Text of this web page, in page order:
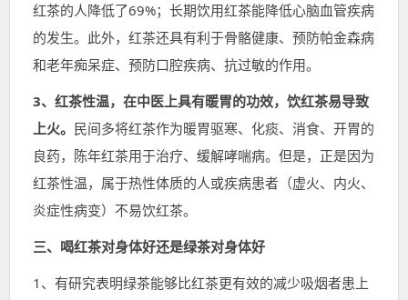
红茶的人降低了69%；长期饮用红茶能降低心脑血管疾病
的发生。此外，红茶还具有利于骨骼健康、预防帕金森病
和老年痴呆症、预防口腔疾病、抗过敏的作用。
3、红茶性温，在中医上具有暖胃的功效，饮红茶易导致
上火。 民间多将红茶作为暖胃驱寒、化痰、消食、开胃的
良药，陈年红茶用于治疗、缓解哮喘病。但是，正是因为
红茶性温，属于热性体质的人或疾病患者（虚火、内火、
炎症性病变）不易饮红茶。
三、喝红茶对身体好还是绿茶对身体好
1、有研究表明绿茶能够比红茶更有效的减少吸烟者患上